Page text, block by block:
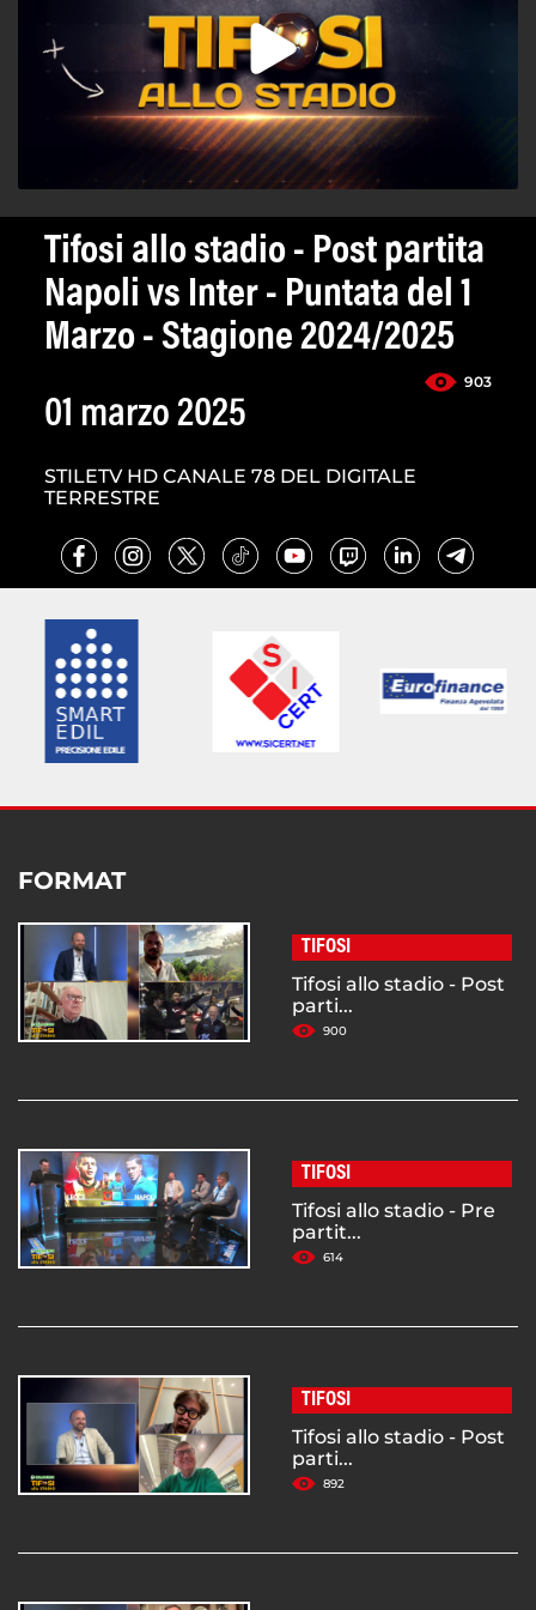
Tifosi allo stadio - Post partita
Napoli vs Inter - Puntata del 1
Marzo - Stagione 2024/2025
903
01 marzo 2025
STILETV HD CANALE 78 DEL DIGITALE
TERRESTRE
FORMAT
TIFOSI
Tifosi allo stadio - Post
parti...
900
TIFOSI
Tifosi allo stadio - Pre
partit...
614
TIFOSI
Tifosi allo stadio - Post
parti...
892